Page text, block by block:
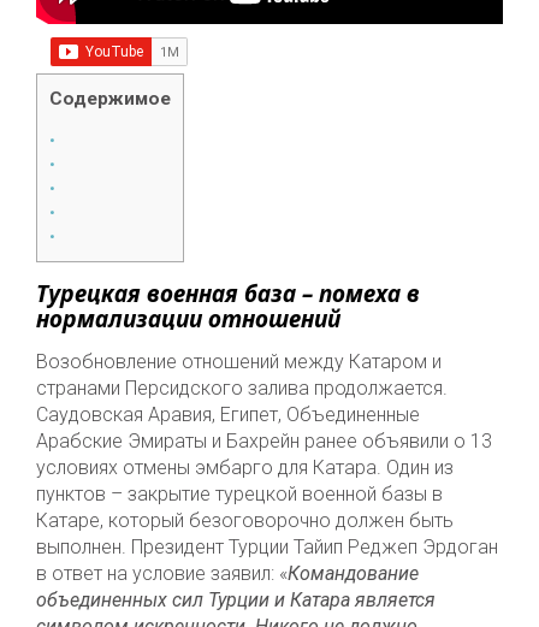
Содержимое
Турецкая военная база – помеха в
нормализации отношений
Возобновление отношений между Катаром и
странами Персидского залива продолжается.
Саудовская Аравия, Египет, Объединенные
Арабские Эмираты и Бахрейн ранее объявили о 13
условиях отмены эмбарго для Катара. Один из
пунктов – закрытие турецкой военной базы в
Катаре, который безоговорочно должен быть
выполнен. Президент Турции Тайип Реджеп Эрдоган
в ответ на условие заявил: «Командование
объединенных сил Турции и Катара является